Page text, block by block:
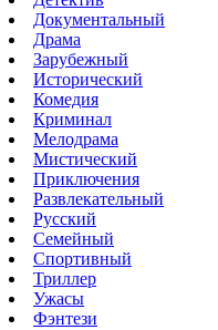
Документальный
Драма
Зарубежный
Исторический
Комедия
Криминал
Мелодрама
Мистический
Приключения
Развлекательный
Русский
Семейный
Спортивный
Триллер
Ужасы
Фэнтези